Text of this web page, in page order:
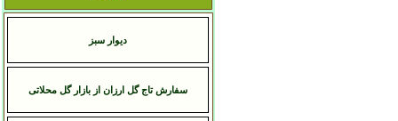
دیوار سبز
سفارش تاج گل ارزان از بازار گل محلاتی